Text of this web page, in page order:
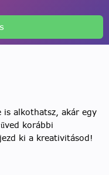
is alkothatsz, akár egy
korábbi
ki a kreativitásod!